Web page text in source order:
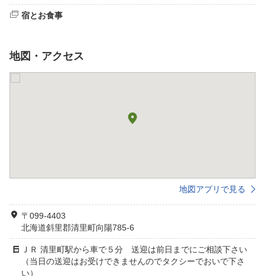
宿とお食事
地図・アクセス
地図アプリで見る
〒099-4403
北海道斜里郡清里町向陽785-6
ＪＲ 清里町駅から車で５分 送迎は前日までにご相談下さい
（当日の送迎はお受けできませんのでタクシーでおいで下さ
い）